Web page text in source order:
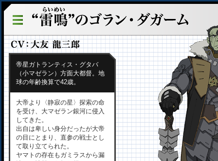
帝星ガトランティス・グタバ
（小マゼラン）方面大都督。地
球の年齢換算で42歳。
大帝より〈静寂の星〉探索の命
を受け、大マゼラン銀河に侵入
してきた。
出自は卑しい身分だったが大帝
の目にとまり、直参の戦士とし
て取り立てられた。
ヤマトの存在もガミラスから漏